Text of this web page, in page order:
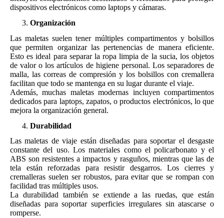
dispositivos electrónicos como laptops y cámaras.
Organización
Las maletas suelen tener múltiples compartimentos y bolsillos
que permiten organizar las pertenencias de manera eficiente.
Esto es ideal para separar la ropa limpia de la sucia, los objetos
de valor o los artículos de higiene personal. Los separadores de
malla, las correas de compresión y los bolsillos con cremallera
facilitan que todo se mantenga en su lugar durante el viaje.
Además, muchas maletas modernas incluyen compartimentos
dedicados para laptops, zapatos, o productos electrónicos, lo que
mejora la organización general.
Durabilidad
Las maletas de viaje están diseñadas para soportar el desgaste
constante del uso. Los materiales como el policarbonato y el
ABS son resistentes a impactos y rasguños, mientras que las de
tela están reforzadas para resistir desgarros. Los cierres y
cremalleras suelen ser robustos, para evitar que se rompan con
facilidad tras múltiples usos.
La durabilidad también se extiende a las ruedas, que están
diseñadas para soportar superficies irregulares sin atascarse o
romperse.